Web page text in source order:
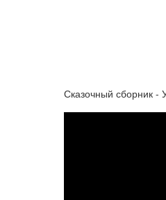
Сказочный сборник -